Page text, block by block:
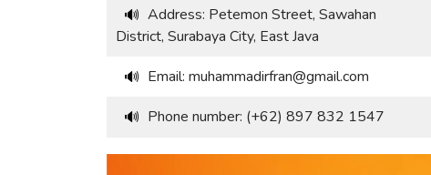
🔊 Address: Petemon Street, Sawahan
District, Surabaya City, East Java
🔊 Email: muhammadirfran@gmail.com
🔊 Phone number: (+62) 897 832 1547